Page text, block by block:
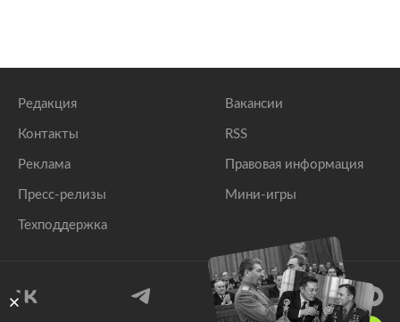
Редакция
Контакты
Реклама
Пресс-релизы
Техподдержка
Вакансии
RSS
Правовая информация
Мини-игры